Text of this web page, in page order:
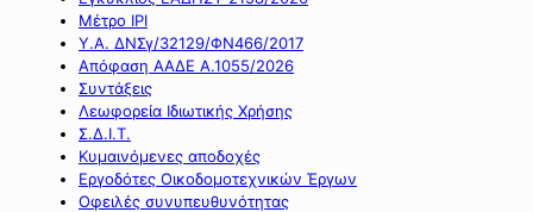
Μέτρο IPI
Υ.Α. ΔΝΣγ/32129/ΦΝ466/2017
Απόφαση ΑΑΔΕ Α.1055/2026
Συντάξεις
Λεωφορεία Ιδιωτικής Χρήσης
Σ.Δ.Ι.Τ.
Κυμαινόμενες αποδοχές
Εργοδότες Οικοδομοτεχνικών Έργων
Οφειλές συνυπευθυνότητας